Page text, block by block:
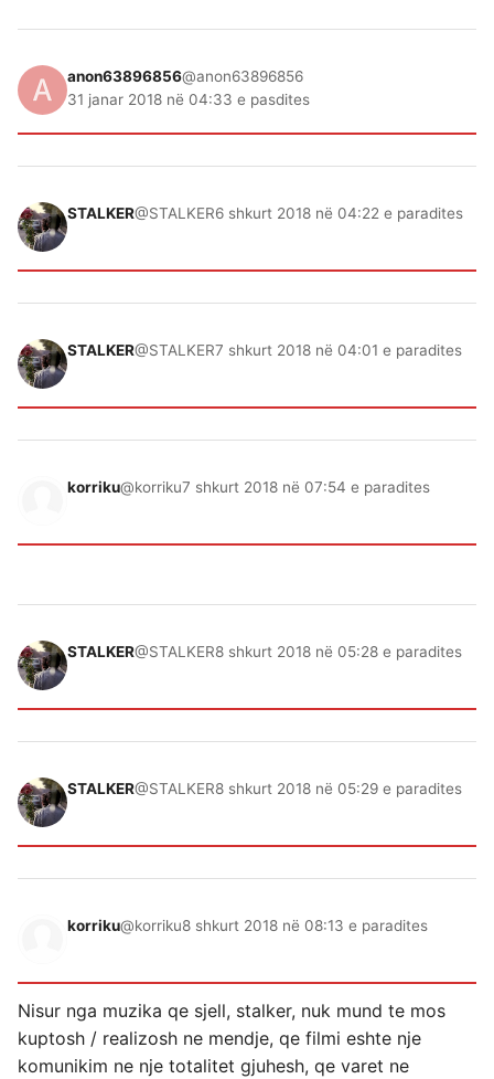
anon63896856@anon63896856
31 janar 2018 në 04:33 e pasdites
STALKER@STALKER6 shkurt 2018 në 04:22 e paradites
STALKER@STALKER7 shkurt 2018 në 04:01 e paradites
korriku@korriku7 shkurt 2018 në 07:54 e paradites
STALKER@STALKER8 shkurt 2018 në 05:28 e paradites
STALKER@STALKER8 shkurt 2018 në 05:29 e paradites
korriku@korriku8 shkurt 2018 në 08:13 e paradites
Nisur nga muzika qe sjell, stalker, nuk mund te mos
kuptosh / realizosh ne mendje, qe filmi eshte nje
komunikim ne nje totalitet gjuhesh, qe varet ne